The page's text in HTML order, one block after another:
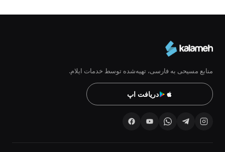
منابع مسیحی به فارسی، تهیه‌شده توسط خدمات ایلام.
دریافت اپ